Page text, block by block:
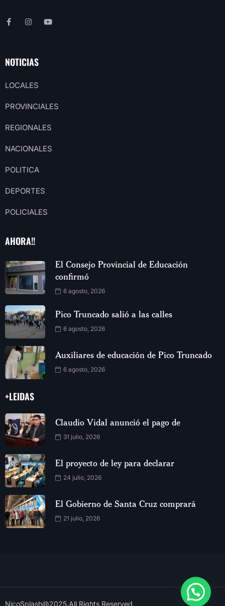
NOTICIAS
LOCALES
PROVINCIALES
REGIONALES
NACIONALES
POLITICA
DEPORTES
POLICIALES
AHORA!!
El Consejo Provincial de Educación
confirmó
6 agosto, 2026
Pico Truncado salió a las calles
6 agosto, 2026
Auxiliares de educación de Pico Truncado
6 agosto, 2026
+LEIDAS
Claudio Vidal anunció el pago de
31 julio, 2026
El proyecto de ley para declarar
24 julio, 2026
El Gobierno de Santa Cruz comprará
21 julio, 2026
NicoSplash@2025.All Rights Reserved.